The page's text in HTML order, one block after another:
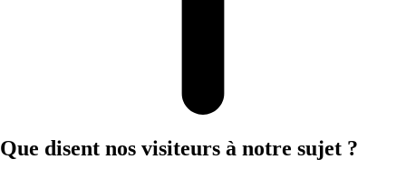
Que disent nos visiteurs à notre sujet ?